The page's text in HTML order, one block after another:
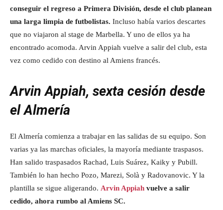
conseguir el regreso a Primera División, desde el club planean
una larga limpia de futbolistas. Incluso había varios descartes
que no viajaron al stage de Marbella. Y uno de ellos ya ha
encontrado acomoda. Arvin Appiah vuelve a salir del club, esta
vez como cedido con destino al Amiens francés.
Arvin Appiah, sexta cesión desde
el Almería
El Almería comienza a trabajar en las salidas de su equipo. Son
varias ya las marchas oficiales, la mayoría mediante traspasos.
Han salido traspasados Rachad, Luis Suárez, Kaiky y Pubill.
También lo han hecho Pozo, Marezi, Solà y Radovanovic. Y la
plantilla se sigue aligerando. Arvin Appiah vuelve a salir
cedido, ahora rumbo al Amiens SC.